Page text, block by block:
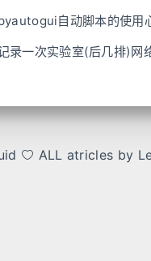
自动脚本的使用
录一次实验室(后几排)网
ALL atricles by